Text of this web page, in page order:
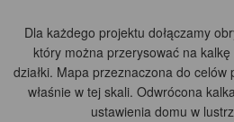
Dla każdego projektu dołączamy
który można przerysować na
działki. Mapa przeznaczona do
właśnie w tej skali. Odwrócona
ustawienia domu w